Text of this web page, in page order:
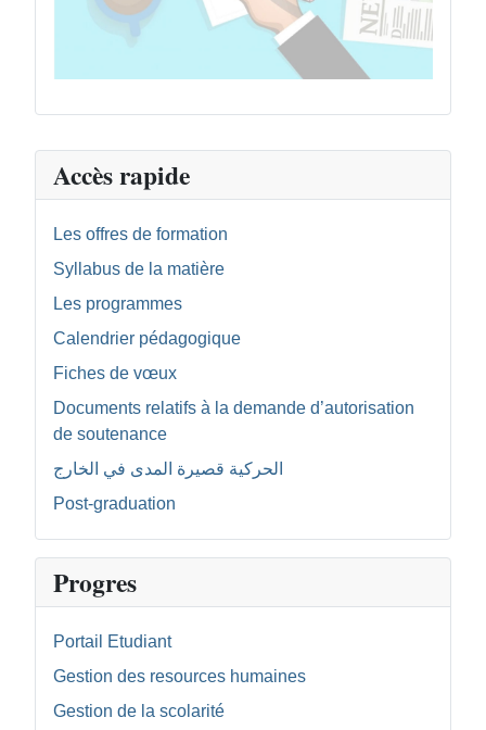
Accès rapide
Les offres de formation
Syllabus de la matière
Les programmes
Calendrier pédagogique
Fiches de vœux
Documents relatifs à la demande d’autorisation
de soutenance
الحركية قصيرة المدى في الخارج
Post-graduation
Progres
Portail Etudiant
Gestion des resources humaines
Gestion de la scolarité